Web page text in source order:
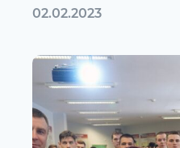
02.02.2023